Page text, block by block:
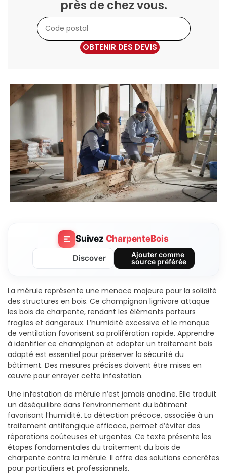
près de chez vous.
OBTENIR DES DEVIS
Suivez CharpenteBois
Discover
Ajouter comme
source préférée
La mérule représente une menace majeure pour la solidité
des structures en bois. Ce champignon lignivore attaque
les bois de charpente, rendant les éléments porteurs
fragiles et dangereux. L’humidité excessive et le manque
de ventilation favorisent sa prolifération rapide. Apprendre
à identifier ce champignon et adopter un traitement bois
adapté est essentiel pour préserver la sécurité du
bâtiment. Des mesures précises doivent être mises en
œuvre pour enrayer cette infestation.
Une infestation de mérule n’est jamais anodine. Elle traduit
un déséquilibre dans l’environnement du bâtiment
favorisant l’humidité. La détection précoce, associée à un
traitement antifongique efficace, permet d’éviter des
réparations coûteuses et urgentes. Ce texte présente les
étapes fondamentales du traitement du bois de
charpente contre la mérule. Il offre des solutions concrètes
pour particuliers et professionnels.